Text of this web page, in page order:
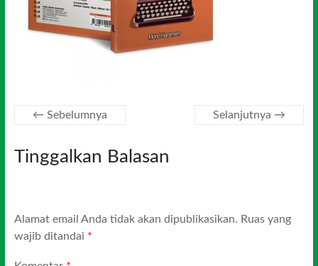
← Sebelumnya Selanjutnya →
Tinggalkan Balasan
Alamat email Anda tidak akan dipublikasikan. Ruas yang
wajib ditandai *